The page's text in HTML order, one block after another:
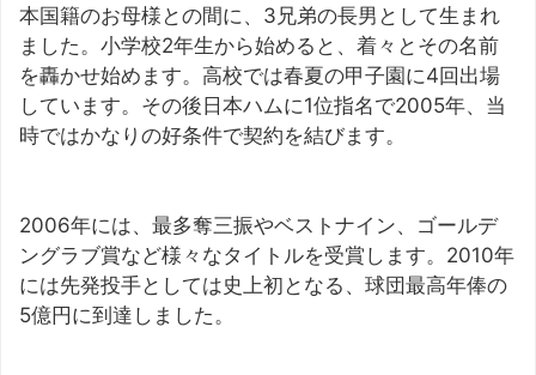
本国籍のお母様との間に、3兄弟の長男として生まれ
ました。小学校2年生から始めると、着々とその名前
を轟かせ始めます。高校では春夏の甲子園に4回出場
しています。その後日本ハムに1位指名で2005年、当
時ではかなりの好条件で契約を結びます。
2006年には、最多奪三振やベストナイン、ゴールデ
ングラブ賞など様々なタイトルを受賞します。2010年
には先発投手としては史上初となる、球団最高年俸の
5億円に到達しました。